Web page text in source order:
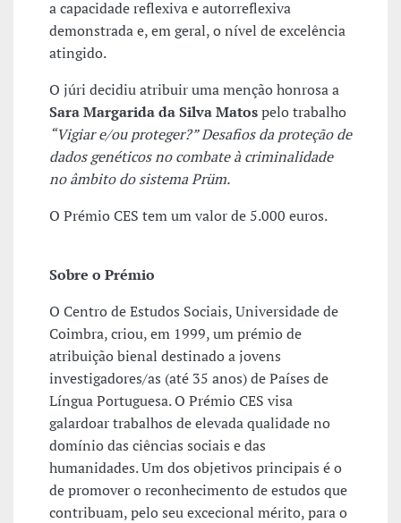
a capacidade reflexiva e autorreflexiva
demonstrada e, em geral, o nível de excelência
atingido.
O júri decidiu atribuir uma menção honrosa a
Sara Margarida da Silva Matospelo trabalho
“Vigiar e/ou proteger?” Desafios da proteção de
dados genéticos no combate à criminalidade
no âmbito do sistema Prüm.
O Prémio CES tem um valor de 5.000 euros.
Sobre o Prémio
O Centro de Estudos Sociais, Universidade de
Coimbra, criou, em 1999, um prémio de
atribuição bienal destinado a jovens
investigadores/as (até 35 anos) de Países de
Língua Portuguesa. O Prémio CES visa
galardoar trabalhos de elevada qualidade no
domínio das ciências sociais e das
humanidades. Um dos objetivos principais é o
de promover o reconhecimento de estudos que
contribuam, pelo seu excecional mérito, para o